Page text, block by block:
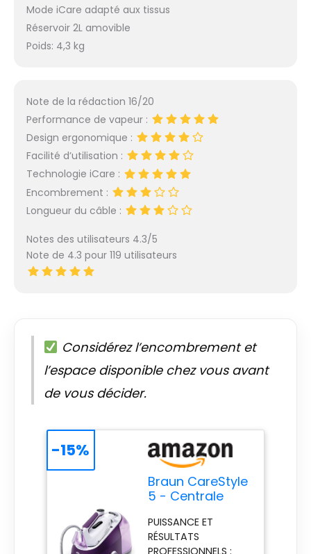
Mode iCare adapté aux tissus
Réservoir 2L amovible
Poids: 4,3 kg
Note de la rédaction 16/20
Performance de vapeur :
Design ergonomique :
Facilité d’utilisation :
Technologie iCare :
Encombrement :
Longueur du câble :
Notes des utilisateurs 4.3/5
Note de 4.3 pour 119 utilisateurs
Considérez l’encombrement et
l’espace disponible chez vous avant
de vous décider.
Braun CareStyle
5 - Centrale
Puissante, Fer à
Repasser
PUISSANCE ET
RÉSULTATS
-15%